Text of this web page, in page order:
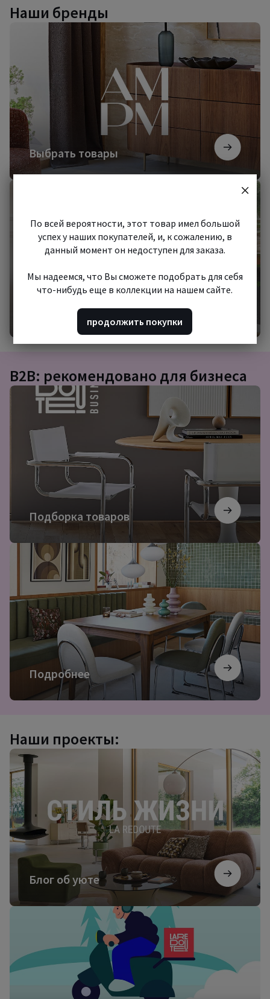
Наши бренды
Выбрать товары
Начать шопинг
Начать
B2B: рекомендовано для бизнеса
Подборка товаров
Подборка
товаров
Подробнее
Подробнее
Наши проекты:
Блог об уюте
Блог
уюте
Посмотреть
По всей вероятности, этот товар имел большой
успех у наших покупателей, и, к сожалению, в
данный момент он недоступен для заказа.
Мы надеемся, что Вы сможете подобрать для себя
что-нибудь еще в коллекции на нашем сайте.
продолжить покупки